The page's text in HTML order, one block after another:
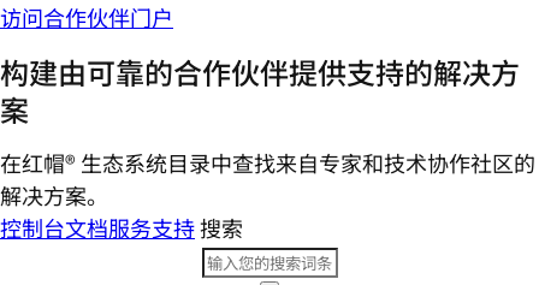
访问合作伙伴门户
构建由可靠的合作伙伴提供支持的解决方
案
在红帽® 生态系统目录中查找来自专家和技术协作社区的
解决方案。
控制台文档服务支持搜索